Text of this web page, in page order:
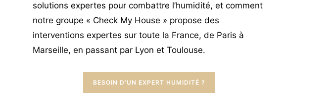
solutions expertes pour combattre l’humidité, et comment
notre groupe « Check My House » propose des
interventions expertes sur toute la France, de Paris à
Marseille, en passant par Lyon et Toulouse.
BESOIN D'UN EXPERT HUMIDITÉ ?